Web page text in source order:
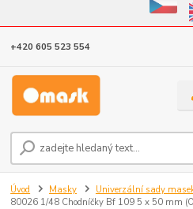
Eshop v provozu
+420 605 523 554
Úvod Masky
Univerzální sady
80026 1/48 Chodníčky Bf 109 5 x 50 mm